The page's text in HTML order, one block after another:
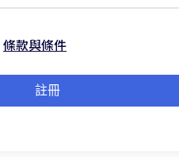
條款與條件
註冊